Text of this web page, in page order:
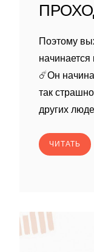
Поэтому
☄️Он
так
других
ЧИТАТЬ